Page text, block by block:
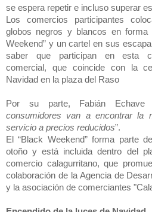
se espera repetir e incluso superar
Los comercios participantes
globos negros y blancos en
Weekend” y un cartel en sus
saber que participan en esta
comercial, que coincide con la
Navidad en la plaza del Raso
Por su parte, Fabián
consumidores van a encontrar la
servicio a precios reducidos”.
El “Black Weekend”forma parte
otoño y está incluida dentro del
comercio calagurritano, que
colaboración de la Agencia de
y la asociación de comerciantes